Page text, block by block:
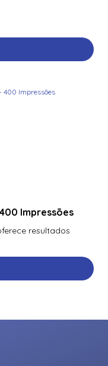
Impressões
resultados